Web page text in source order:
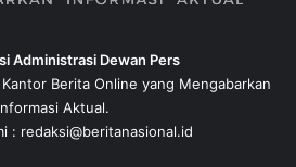
Administrasi Dewan Pers
Berita Online yang Mengabarkan
Aktual.
: redaksi@beritanasional.id